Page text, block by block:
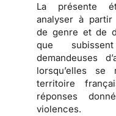
La présente
analyser à partir
de genre et de
que
demandeuses
lorsqu’elles
territoire
réponses
violences.